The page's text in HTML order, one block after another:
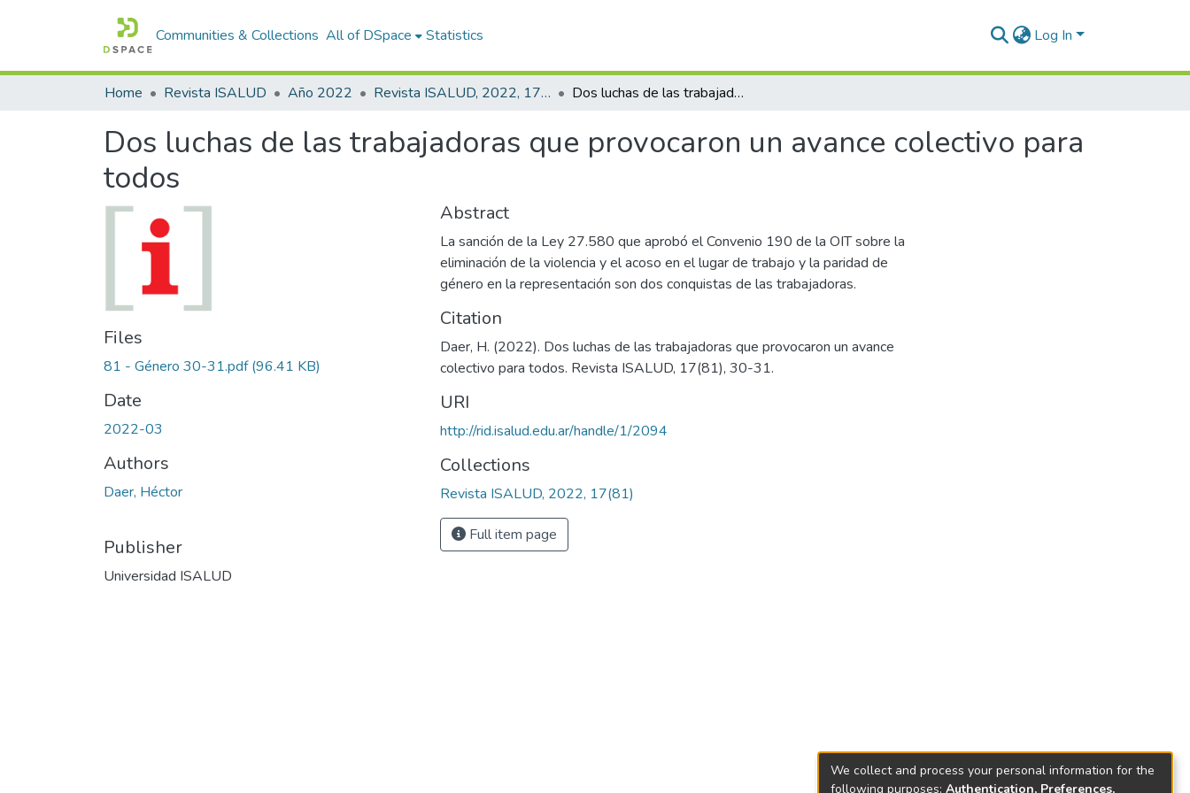
Communities & Collections All of DSpace Statistics Log In
Home Revista ISALUD Año 2022 Revista ISALUD, 2022, 17(81) Dos luchas de las trabajadoras que provocaron un avance colectivo para todos
Dos luchas de las trabajadoras que provocaron un avance colectivo para
todos
Files
81 - Género 30-31.pdf(96.41 KB)
Date
2022-03
Authors
Daer, Héctor
Publisher
Universidad ISALUD
Abstract
La sanción de la Ley 27.580 que aprobó el Convenio 190 de la OIT sobre la
eliminación de la violencia y el acoso en el lugar de trabajo y la paridad de
género en la representación son dos conquistas de las trabajadoras.
Citation
Daer, H. (2022). Dos luchas de las trabajadoras que provocaron un avance
colectivo para todos. Revista ISALUD, 17(81), 30-31.
URI
http://rid.isalud.edu.ar/handle/1/2094
Collections
Revista ISALUD, 2022, 17(81)
Full item page
We collect and process your personal information for the
following purposes: Authentication, Preferences,